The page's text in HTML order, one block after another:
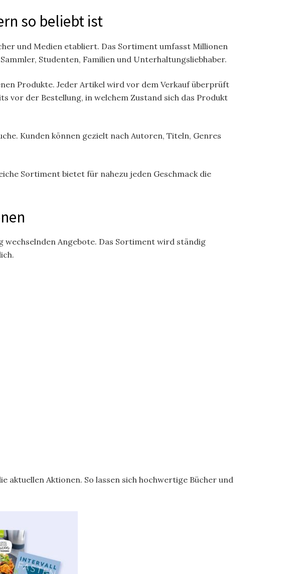
so beliebt ist
und Medien etabliert. Das Sortiment umfasst Millionen
Studenten, Familien und Unterhaltungsliebhaber.
Produkte. Jeder Artikel wird vor dem Verkauf überprüft
vor der Bestellung, in welchem Zustand sich das Produkt
Kunden können gezielt nach Autoren, Titeln, Genres
Sortiment bietet für nahezu jeden Geschmack die
wechselnden Angebote. Das Sortiment wird ständig
aktuellen Aktionen. So lassen sich hochwertige Bücher und